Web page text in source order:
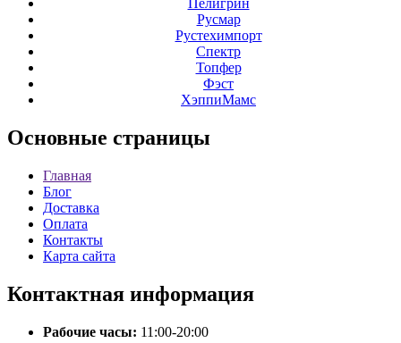
Пелигрин
Русмар
Рустехимпорт
Спектр
Топфер
Фэст
ХэппиМамс
Основные страницы
Главная
Блог
Доставка
Оплата
Контакты
Карта сайта
Контактная информация
Рабочие часы: 11:00-20:00